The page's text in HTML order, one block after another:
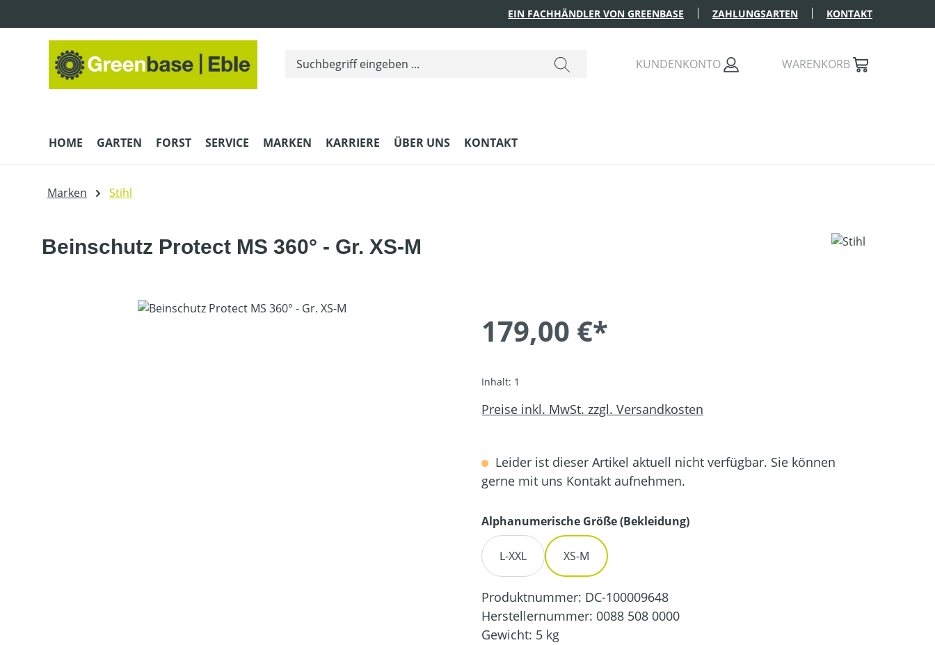
EIN FACHHÄNDLER VON GREENBASE ZAHLUNGSARTEN KONTAKT
KUNDENKONTO WARENKORB
HOME GARTEN FORST SERVICE MARKEN KARRIERE ÜBER UNS KONTAKT
Marken Stihl
Beinschutz Protect MS 360° - Gr. XS-M
Bildergalerie überspringen
179,00 €*
Inhalt: 1
Preise inkl. MwSt. zzgl. Versandkosten
Leider ist dieser Artikel aktuell nicht verfügbar. Sie können
gerne mit uns Kontakt aufnehmen.
Alphanumerische Größe (Bekleidung)auswählen
L-XXL XS-M
Produktnummer: DC-100009648
Herstellernummer: 0088 508 0000
Gewicht: 5 kg